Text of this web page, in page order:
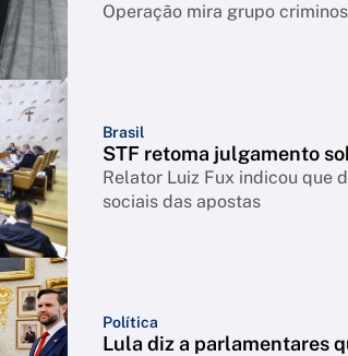
Operação mira grupo
Brasil
STF retoma julgamento
Relator Luiz Fux indicou que
sociais das apostas
Política
Lula diz a parlamentares